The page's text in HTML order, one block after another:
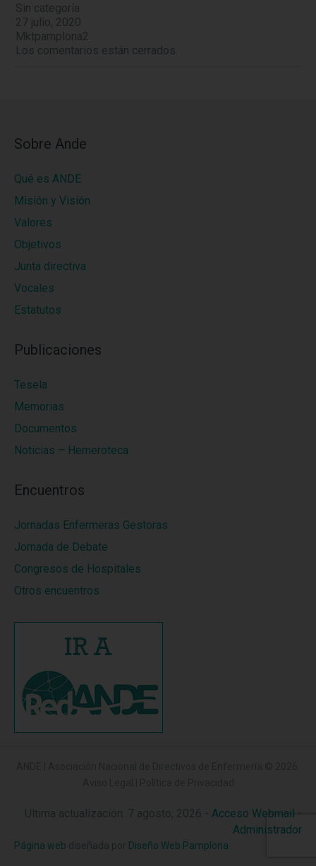
Sin categoría
27 julio, 2020
Mktpamplona2
Los comentarios están cerrados.
Sobre Ande
Qué es ANDE
Misión y Visión
Valores
Objetivos
Junta directiva
Vocales
Estatutos
Publicaciones
Tesela
Memorias
Documentos
Noticias – Hemeroteca
Encuentros
Jornadas Enfermeras Gestoras
Jornada de Debate
Congresos de Hospitales
Otros encuentros
Acceso Webmail -
Administrador
Página web Diseño Web Pamplona